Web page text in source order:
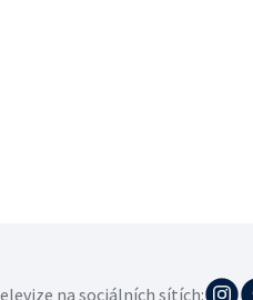
na sociálních sítích: